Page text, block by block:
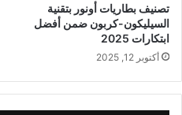
تصنيف بطاريات أونور بتقنية
السيليكون-كربون ضمن أفضل
ابتكارات 2025
أكتوبر 12, 2025